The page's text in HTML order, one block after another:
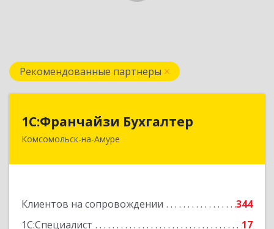
Рекомендованные партнеры
1С:Франчайзи Бухгалтер
Комсомольск-на-Амуре
Клиентов на сопровождении
344
1С:Специалист
17
1С:Франчайзи Бухгалтер
681000, Хабаровский край, Комсомольск-на-
Подробнее